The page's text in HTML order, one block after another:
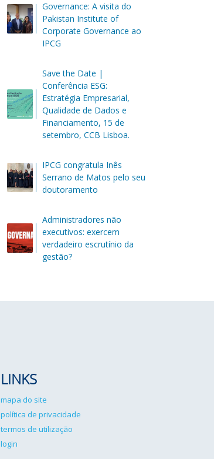
Governance: A visita do
Pakistan Institute of
Corporate Governance ao
IPCG
Save the Date |
Conferência ESG:
Estratégia Empresarial,
Qualidade de Dados e
Financiamento, 15 de
setembro, CCB Lisboa.
IPCG congratula Inês
Serrano de Matos pelo seu
doutoramento
Administradores não
executivos: exercem
verdadeiro escrutínio da
gestão?
LINKS
mapa do site
política de privacidade
termos de utilização
login